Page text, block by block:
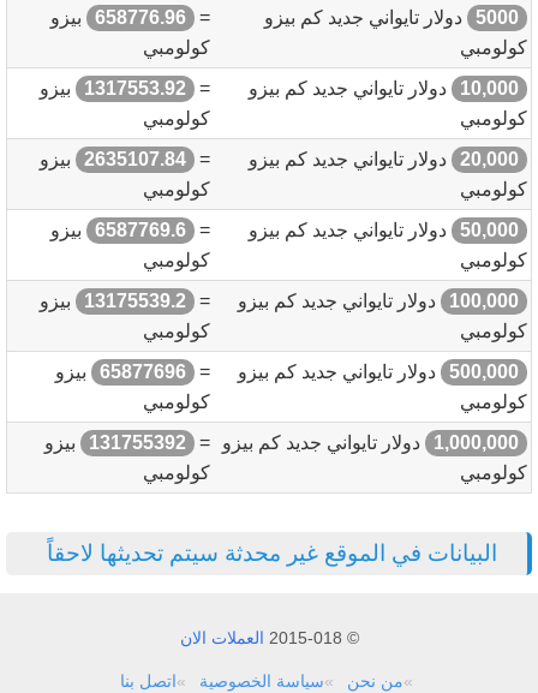
5000
دولار تايواني جديد كم بيزو
كولومبي
=
658776.96
بيزو
كولومبي
10,000
دولار تايواني جديد كم بيزو
كولومبي
=
1317553.92
بيزو
كولومبي
20,000
دولار تايواني جديد كم بيزو
كولومبي
=
2635107.84
بيزو
كولومبي
50,000
دولار تايواني جديد كم بيزو
كولومبي
=
6587769.6
بيزو
كولومبي
100,000
دولار تايواني جديد كم بيزو
كولومبي
=
13175539.2
بيزو
كولومبي
500,000
دولار تايواني جديد كم بيزو
كولومبي
=
65877696
بيزو
كولومبي
1,000,000
دولار تايواني جديد كم بيزو
كولومبي
=
131755392
بيزو
كولومبي
البيانات في الموقع غير محدثة سيتم تحديثها لاحقاً
© 2015-018 العملات الان
من نحن سياسة الخصوصية اتصل بنا